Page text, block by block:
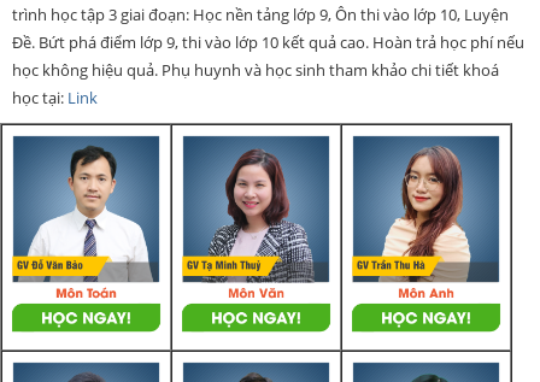
trình học tập 3 giai đoạn: Học nền tảng lớp 9, Ôn thi vào lớp 10, Luyện
Đề. Bứt phá điểm lớp 9, thi vào lớp 10 kết quả cao. Hoàn trả học phí nếu
học không hiệu quả. Phụ huynh và học sinh tham khảo chi tiết khoá
học tại: Link